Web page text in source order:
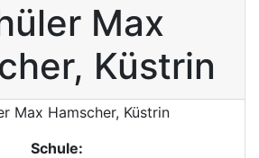
Max
, Küstrin
Schule: